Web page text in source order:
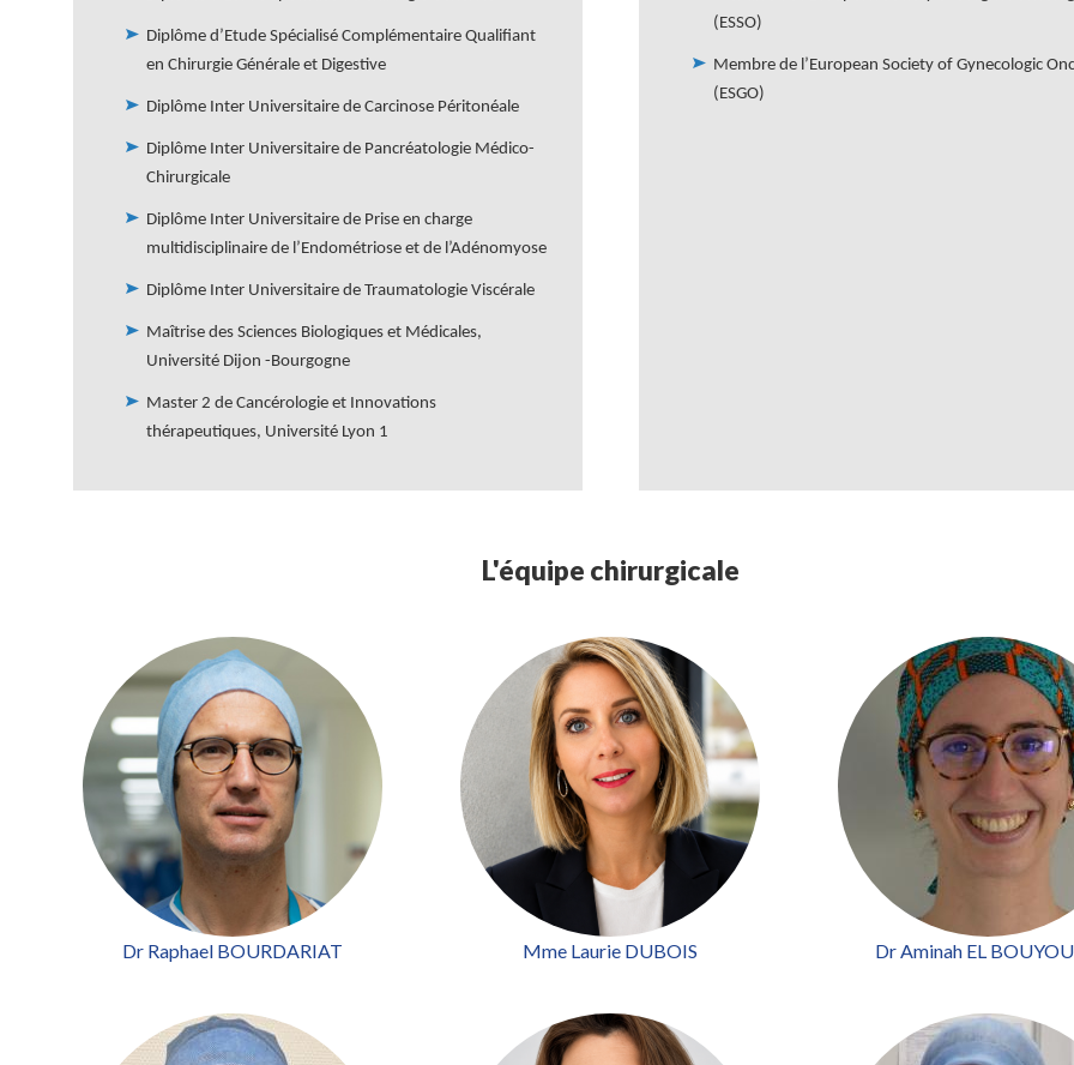
Diplôme d’Etude Spécialisé Complémentaire Qualifiant
en Chirurgie Générale et Digestive
Diplôme Inter Universitaire de Carcinose Péritonéale
Diplôme Inter Universitaire de Pancréatologie Médico-
Chirurgicale
Diplôme Inter Universitaire de Prise en charge
multidisciplinaire de l’Endométriose et de l’Adénomyose
Diplôme Inter Universitaire de Traumatologie Viscérale
Maîtrise des Sciences Biologiques et Médicales,
Université Dijon -Bourgogne
Master 2 de Cancérologie et Innovations
thérapeutiques, Université Lyon 1
(ESSO)
Membre de l’European Society of Gynecologic
(ESGO)
L'équipe chirurgicale
Dr Raphael BOURDARIAT Mme Laurie DUBOIS Dr Aminah EL